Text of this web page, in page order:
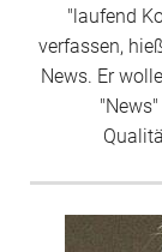
"laufend
verfassen,
News. Er